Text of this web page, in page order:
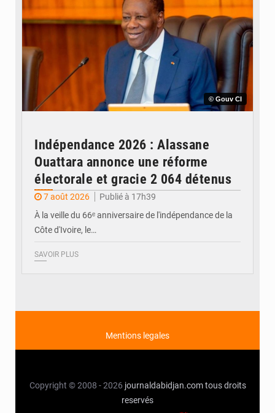
© Gouv CI
Indépendance 2026 : Alassane
Ouattara annonce une réforme
électorale et gracie 2 064 détenus
7 août 2026
Publié à 17h39
À la veille du 66ᵉ anniversaire de l'indépendance de la
Côte d'Ivoire, le…
SAVOIR PLUS
Mentions legales
Copyright © 2008 - 2026 journaldabidjan.com tous droits
reservés